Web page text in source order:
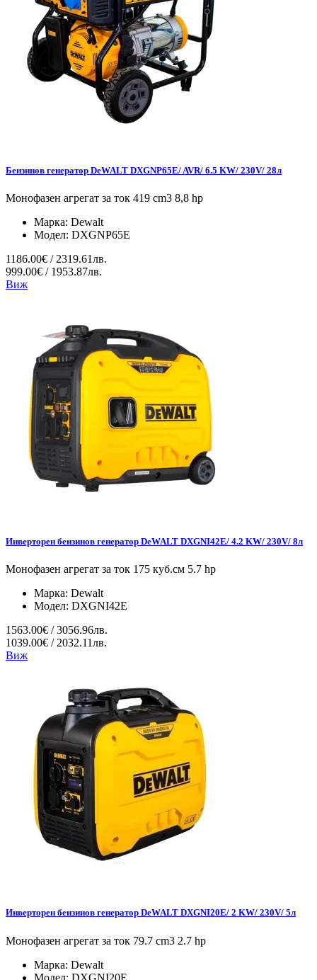
Бензинов генератор DeWALT DXGNP65E/ AVR/ 6.5 KW/ 230V/ 28л
Монофазен агрегат за ток 419 cm3 8,8 hp
Марка: Dewalt
Модел: DXGNP65E
1186.00€ / 2319.61лв.
999.00€ / 1953.87лв.
Виж
Инверторен бензинов генератор DeWALT DXGNI42E/ 4.2 KW/ 230V/ 8л
Монофазен агрегат за ток 175 куб.см 5.7 hp
Марка: Dewalt
Модел: DXGNI42E
1563.00€ / 3056.96лв.
1039.00€ / 2032.11лв.
Виж
Инверторен бензинов генератор DeWALT DXGNI20E/ 2 KW/ 230V/ 5л
Монофазен агрегат за ток 79.7 cm3 2.7 hp
Марка: Dewalt
Модел: DXGNI20E